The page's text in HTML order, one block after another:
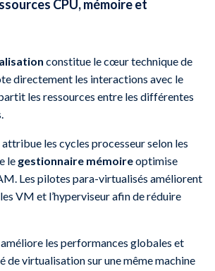
CPU, mémoire et
constitue le cœur technique de
directement les interactions avec le
les ressources entre les différentes
attribue les cycles processeur selon les
le gestionnaire mémoireoptimise
Les pilotes para-virtualisés améliorent
VM et l’hyperviseur afin de réduire
les performances globales et
de virtualisation sur une même machine